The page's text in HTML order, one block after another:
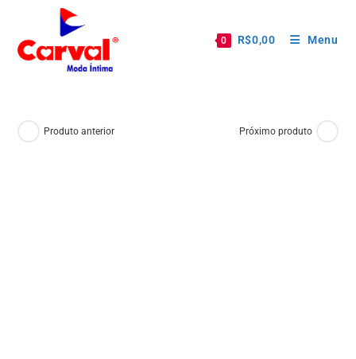
0 R$0,00 Menu
Produto anterior Próximo produto